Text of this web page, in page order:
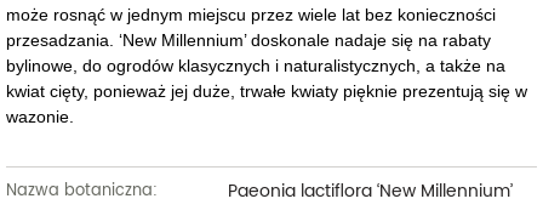
może rosnąć w jednym miejscu przez wiele lat bez konieczności
przesadzania. ‘New Millennium’ doskonale nadaje się na rabaty
bylinowe, do ogrodów klasycznych i naturalistycznych, a także na
kwiat cięty, ponieważ jej duże, trwałe kwiaty pięknie prezentują się w
wazonie.
Nazwa botaniczna: Paeonia lactiflora ‘New Millennium’